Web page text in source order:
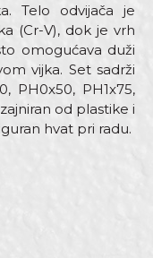
Telo odvijača je
(Cr-V), dok je vrh
omogućava duži
vijka. Set sadrži
PH0x50, PH1x75,
od plastike i
hvat pri radu.